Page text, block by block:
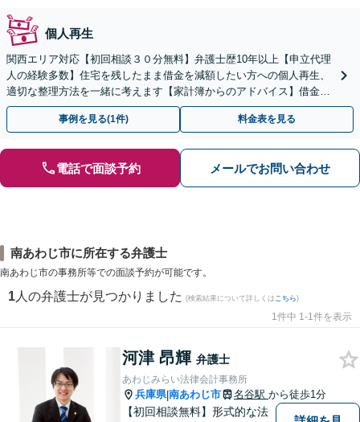
個人再生
関西エリア対応【初回相談３０分無料】弁護士歴10年以上【申立代理
人の経験多数】住宅を残したまま借金を減額したい方への個人再生、
適切な整理方法を一緒に考えます【家計簿からのアドバイス】借金を
繰り返さない生活再建を目指しましょう。
事例を見る(1件) 料金表を見る
電話で面談予約 メールでお問い合わせ
南あわじ市に所在する弁護士
南あわじ市の事務所等での面談予約が可能です。
1 人の弁護士が見つかりました (検索結果について詳しくは こちら)
1件中 1-1件を表示
河津 昂輝 弁護士
あわじみらい法律会計事務所
兵庫県|南あわじ市 名谷駅 から徒歩1分
【初回相談無料】形式的な法